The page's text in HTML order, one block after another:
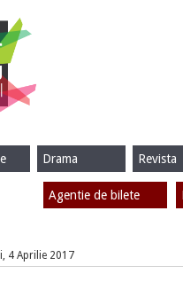
Revista
Drama
Agentie de bilete
4 Aprilie 2017